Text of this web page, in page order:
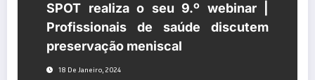
SPOT realiza o seu 9.º webinar |
Profissionais de saúde discutem
preservação meniscal
18 De Janeiro, 2024